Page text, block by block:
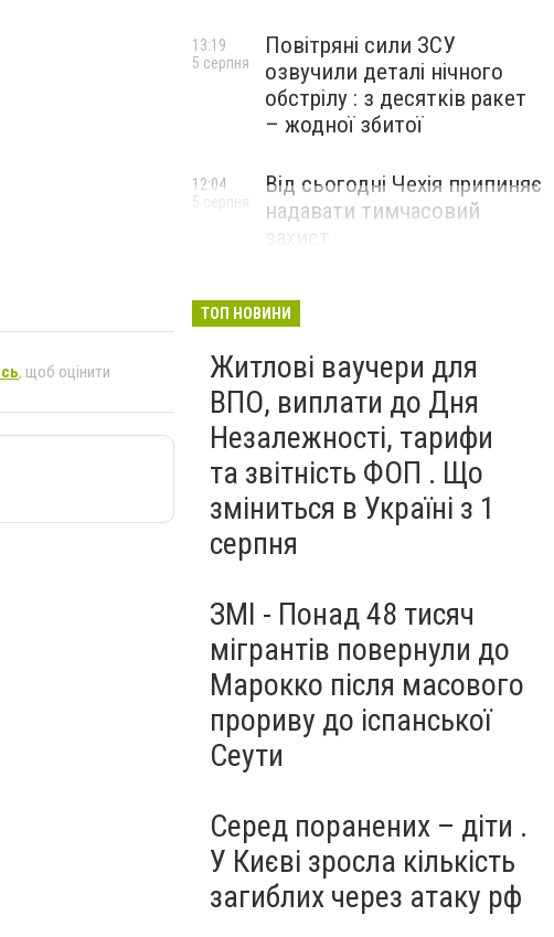
, щоб оцінити
Повітряні сили ЗСУ
озвучили деталі нічного
обстрілу : з десятків ракет
– жодної збитої
13:19
5 серпня
Від сьогодні Чехія припиняє
надавати тимчасовий
12:04
5 серпня
ТОП НОВИНИ
Житлові ваучери для
ВПО, виплати до Дня
Незалежності, тарифи
та звітність ФОП . Що
зміниться в Україні з 1
серпня
ЗМІ - Понад 48 тисяч
мігрантів повернули до
Марокко після масового
прориву до іспанської
Сеути
Серед поранених – діти .
У Києві зросла кількість
загиблих через атаку рф